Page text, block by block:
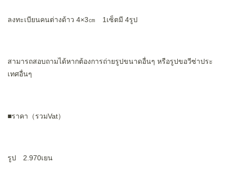
ลงทะเบียนคนต่างด้าว 4×3㎝ 1เซ็ตมี 4รูป
สามารถสอบถามได้หากต้องการถ่ายรูปขนาดอื่นๆ หรือรูปขอวีซ่าประ
เทศอื่นๆ
■ราคา（รวมVat）
รูป 2.970เยน